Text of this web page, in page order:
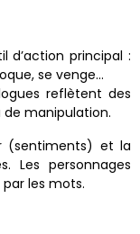
d’action principal :
se venge…
reflètent des
manipulation.
(sentiments) et la
Les personnages
les mots.